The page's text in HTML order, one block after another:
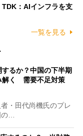
TDK：AIインフラを支
一覧を見る
るか？中国の下半期
解く 需要不足対策
・田代尚機氏のプレ
…